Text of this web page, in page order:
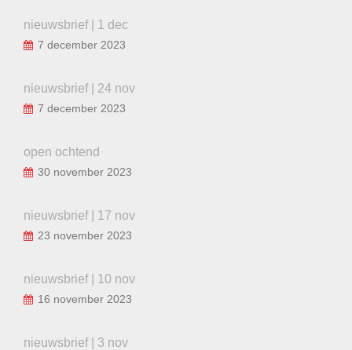
nieuwsbrief | 1 dec
7 december 2023
nieuwsbrief | 24 nov
7 december 2023
open ochtend
30 november 2023
nieuwsbrief | 17 nov
23 november 2023
nieuwsbrief | 10 nov
16 november 2023
nieuwsbrief | 3 nov